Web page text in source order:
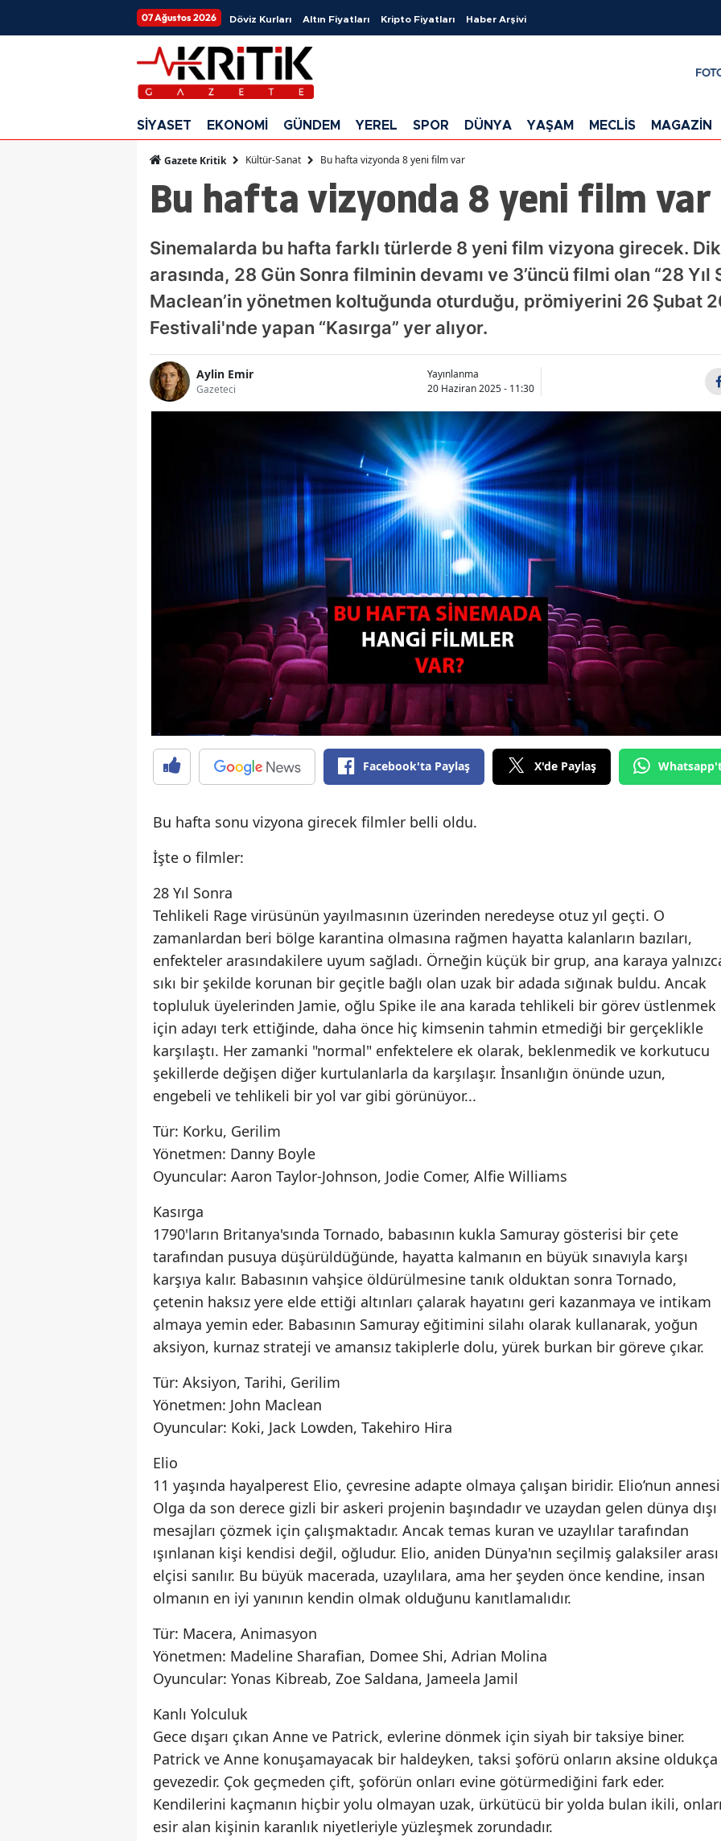
07 Ağustos 2026 Döviz Kurları Altın Fiyatları Kripto Fiyatları Haber Arşivi
SİYASET EKONOMİ GÜNDEM YEREL SPOR DÜNYA YAŞAM MECLİS MAGAZİN
Gazete Kritik Kültür-Sanat Bu hafta vizyonda 8 yeni film var
Bu hafta vizyonda 8 yeni film var
Sinemalarda bu hafta farklı türlerde 8 yeni film vizyona girecek.
arasında, 28 Gün Sonra filminin devamı ve 3’üncü filmi olan “28 Yıl
Maclean’in yönetmen koltuğunda oturduğu, prömiyerini 26 Şubat
Festivali'nde yapan “Kasırga” yer alıyor.
Aylin Emir
Gazeteci
Yayınlanma
20 Haziran 2025 - 11:30
Facebook'ta Paylaş X'de Paylaş
Bu hafta sonu vizyona girecek filmler belli oldu.
İşte o filmler:
28 Yıl Sonra
Tehlikeli Rage virüsünün yayılmasının üzerinden neredeyse otuz yıl geçti. O
zamanlardan beri bölge karantina olmasına rağmen hayatta kalanların bazıları,
enfekteler arasındakilere uyum sağladı. Örneğin küçük bir grup, ana karaya
sıkı bir şekilde korunan bir geçitle bağlı olan uzak bir adada sığınak buldu. Ancak
topluluk üyelerinden Jamie, oğlu Spike ile ana karada tehlikeli bir görev üstlenmek
için adayı terk ettiğinde, daha önce hiç kimsenin tahmin etmediği bir gerçeklikle
karşılaştı. Her zamanki "normal" enfektelere ek olarak, beklenmedik ve korkutucu
şekillerde değişen diğer kurtulanlarla da karşılaşır. İnsanlığın önünde uzun,
engebeli ve tehlikeli bir yol var gibi görünüyor...
Tür: Korku, Gerilim
Yönetmen: Danny Boyle
Oyuncular: Aaron Taylor-Johnson, Jodie Comer, Alfie Williams
Kasırga
1790'ların Britanya'sında Tornado, babasının kukla Samuray gösterisi bir çete
tarafından pusuya düşürüldüğünde, hayatta kalmanın en büyük sınavıyla karşı
karşıya kalır. Babasının vahşice öldürülmesine tanık olduktan sonra Tornado,
çetenin haksız yere elde ettiği altınları çalarak hayatını geri kazanmaya ve intikam
almaya yemin eder. Babasının Samuray eğitimini silahı olarak kullanarak, yoğun
aksiyon, kurnaz strateji ve amansız takiplerle dolu, yürek burkan bir göreve çıkar.
Tür: Aksiyon, Tarihi, Gerilim
Yönetmen: John Maclean
Oyuncular: Koki, Jack Lowden, Takehiro Hira
Elio
11 yaşında hayalperest Elio, çevresine adapte olmaya çalışan biridir. Elio’nun annesi
Olga da son derece gizli bir askeri projenin başındadır ve uzaydan gelen dünya dışı
mesajları çözmek için çalışmaktadır. Ancak temas kuran ve uzaylılar tarafından
ışınlanan kişi kendisi değil, oğludur. Elio, aniden Dünya'nın seçilmiş galaksiler arası
elçisi sanılır. Bu büyük macerada, uzaylılara, ama her şeyden önce kendine, insan
olmanın en iyi yanının kendin olmak olduğunu kanıtlamalıdır.
Tür: Macera, Animasyon
Yönetmen: Madeline Sharafian, Domee Shi, Adrian Molina
Oyuncular: Yonas Kibreab, Zoe Saldana, Jameela Jamil
Kanlı Yolculuk
Gece dışarı çıkan Anne ve Patrick, evlerine dönmek için siyah bir taksiye biner.
Patrick ve Anne konuşamayacak bir haldeyken, taksi şoförü onların aksine oldukça
gevezedir. Çok geçmeden çift, şoförün onları evine götürmediğini fark eder.
Kendilerini kaçmanın hiçbir yolu olmayan uzak, ürkütücü bir yolda bulan ikili,
esir alan kişinin karanlık niyetleriyle yüzleşmek zorundadır.